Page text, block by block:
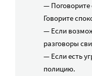
—
Говорите
— Если
разговоры
— Если есть
полицию.